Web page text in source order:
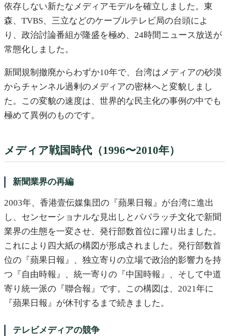
依存しない新たなメディアモデルを確立しました。東
森、TVBS、三立などのケーブルテレビ局の台頭によ
り、政治討論番組が隆盛を極め、24時間ニュース放送が
常態化しました。
新聞規制撤廃からわずか10年で、台湾はメディアの砂漠
からチャンネル過剰のメディアの密林へと変貌しまし
た。この変貌の速度は、世界的な民主化の事例の中でも
極めて異例のものです。
メディア戦国時代（1996〜2010年）
新聞業界の再編
2003年、香港壹伝媒集団の『蘋果日報』が台湾に進出
し、センセーショナルな見出しとパパラッチ文化で新聞
業界の生態を一変させ、発行部数首位に躍り出ました。
これにより四大紙の構図が形成されました。発行部数首
位の『蘋果日報』、独立寄りの立場で政治的影響力を持
つ『自由時報』、統一寄りの『中国時報』、そして中道
寄り統一派の『聯合報』です。この構図は、2021年に
『蘋果日報』が休刊するまで続きました。
テレビメディアの競争